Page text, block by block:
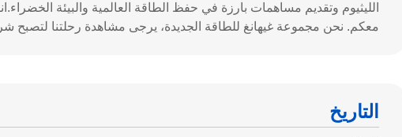
الليثيوم وتقديم مساهمات بارزة في حفظ الطاقة العالمية والبيئة
معكم. نحن مجموعة غيهانغ للطاقة الجديدة، يرجى مشاهدة رحلتنا لتصبح
التاريخ